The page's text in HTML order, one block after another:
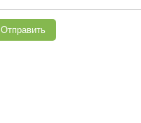
Отправить